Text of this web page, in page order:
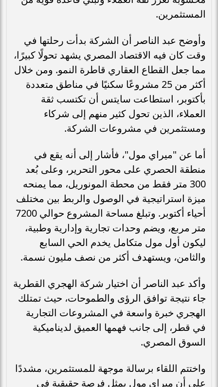
المستثمرين.
وأوضح عبد الناصر أن الشركة بدأت رحلتها في
وقت كان فيه الاقتصاد المصري يشهد تحولًا كبيرًا،
مما جعل القطاع العقاري قاطرة النمو. ومن خلال
أكثر من 25 مشروعًا سكنيًا في مناطق متعددة
بأكتوبر، استطاعت سايتس أن تكتسب ثقة
العملاء، الذين تحول كثير منهم إلى شركاء
ومستثمرين في مشروعات الشركة.
أما عن "ميراي مول"، فأشار إلى أنه يقع في
منطقة الحصري على محور التحرير، وعلى بُعد
300 متر فقط من محطة المونوريل، مما يمنحه
ميزة استراتيجية في الوصول والربط بين مختلف
أحياء أكتوبر. وتبلغ مساحة المشروع حوالي 7200
متر مربع، ويضم وحدات تجارية وإدارية وطبية،
ليكون أول مول متكامل يخدم الحي السابع
والثامن، ويستهدف أكثر من نصف مليون نسمة.
وأكد عبد الناصر أن اختيار شركة الهجري القطرية
جاء نتيجة توافق الرؤى والطموحات، حيث تمتلك
الهجري خبرة واسعة في المشروعات التجارية
في قطر، إلى جانب فهمها العميق لديناميكية
السوق المصري.
واختتم اللقاء برسالة موجهة للمستثمرين، مشددًا
على أن ميراي مول يمثل فرصة حقيقية في